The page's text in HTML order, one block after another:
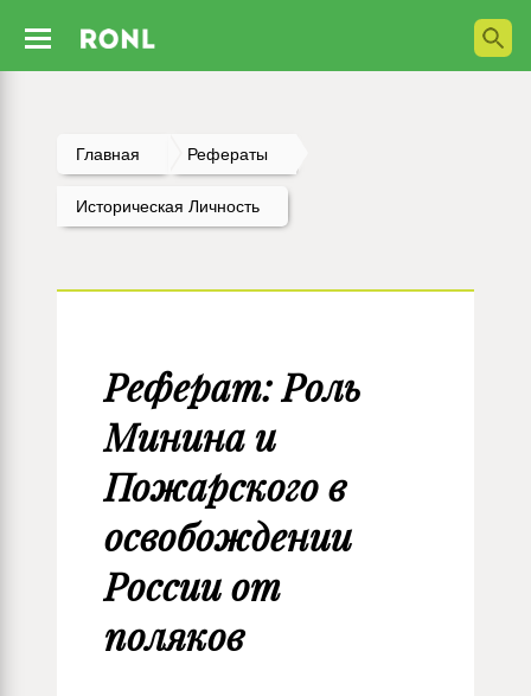
Главная Рефераты
Историческая Личность
Реферат: Роль
Минина и
Пожарского в
освобождении
России от
поляков